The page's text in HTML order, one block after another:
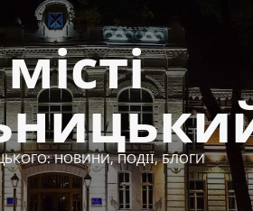
НОВИНИ, ПОДІЇ, БЛОГИ